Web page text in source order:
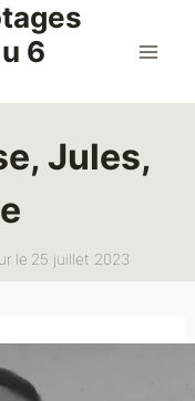
6
Jules,
le 25 juillet 2023